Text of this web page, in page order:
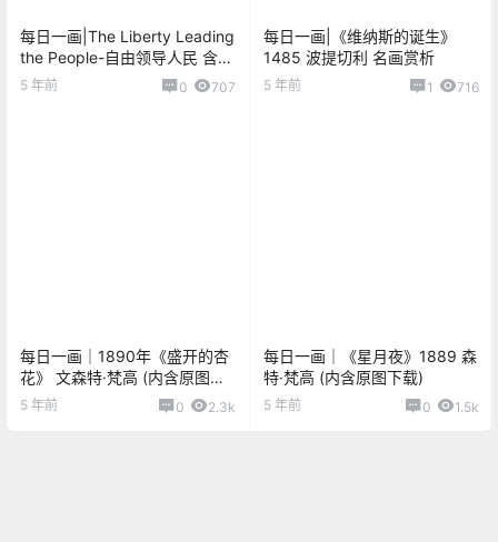
每日一画|The Liberty Leading
the People-自由领导人民 含原
图下载
5 年前 0 707
每日一画|《维纳斯的诞生》
1485 波提切利 名画赏析
5 年前 1 716
每日一画｜1890年《盛开的杏
花》 文森特·梵高 (内含原图下
载)
5 年前 0 2.3k
每日一画｜《星月夜》1889 森
特·梵高 (内含原图下载)
5 年前 0 1.5k